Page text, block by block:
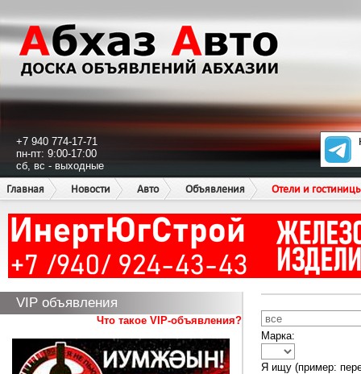
+7 940 774-17-71
пн-пт: 9:00-17:00
сб, вс - выходные
Главная
Новости Авто Объявления Отели и
VIP объявления
Что такое VIP-объявления?
Марка:
Я ищу (пример: